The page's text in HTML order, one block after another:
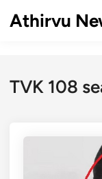
Athirvu
TVK 108